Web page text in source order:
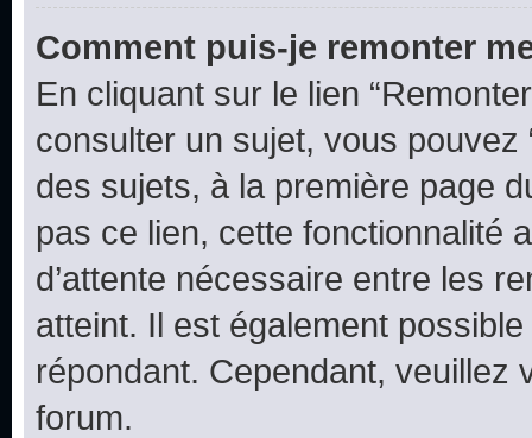
Comment puis-je remonter
En cliquant sur le lien
consulter un sujet, vous pouvez
des sujets, à la première page
pas ce lien, cette fonctionnalité
d’attente nécessaire entre les
atteint. Il est également
répondant. Cependant,
forum.